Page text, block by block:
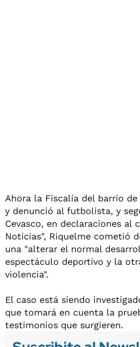
Ahora la Fiscalía del barrio
y denunció al futbolista, y
Cevasco, en declaraciones al
Noticias", Riquelme cometió
una "alterar el normal
espectáculo deportivo y la
violencia".
El caso está siendo
que tomará en cuenta la
testimonios que surgieren.